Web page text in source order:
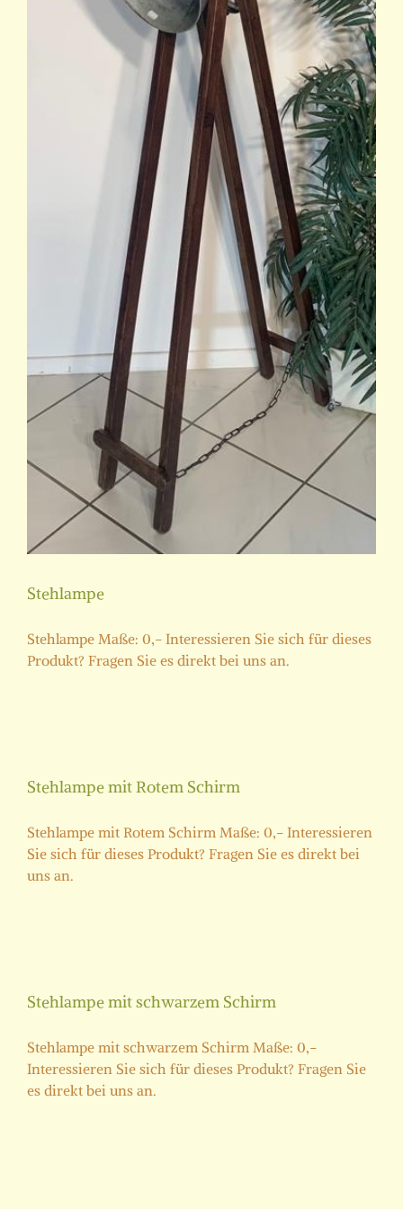
Stehlampe
Stehlampe Maße: 0,- Interessieren Sie sich für dieses
Produkt? Fragen Sie es direkt bei uns an.
Stehlampe mit Rotem Schirm
Stehlampe mit Rotem Schirm Maße: 0,- Interessieren
Sie sich für dieses Produkt? Fragen Sie es direkt bei
uns an.
Stehlampe mit schwarzem Schirm
Stehlampe mit schwarzem Schirm Maße: 0,-
Interessieren Sie sich für dieses Produkt? Fragen Sie
es direkt bei uns an.